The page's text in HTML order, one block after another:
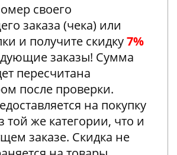
своего
заказа (чека) или
и получите скидку7%
заказы! Сумма
пересчитана
после проверки.
на покупку
той же категории, что и
заказе. Скидка не